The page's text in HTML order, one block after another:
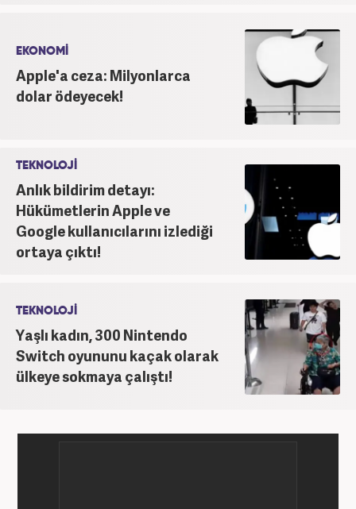
EKONOMİ
Apple'a ceza: Milyonlarca
dolar ödeyecek!
TEKNOLOJİ
Anlık bildirim detayı:
Hükümetlerin Apple ve
Google kullanıcılarını izlediği
ortaya çıktı!
TEKNOLOJİ
Yaşlı kadın, 300 Nintendo
Switch oyununu kaçak olarak
ülkeye sokmaya çalıştı!